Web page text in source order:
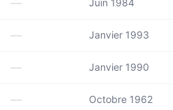
— Juin 1984
— Janvier 1993
— Janvier 1990
— Octobre 1962